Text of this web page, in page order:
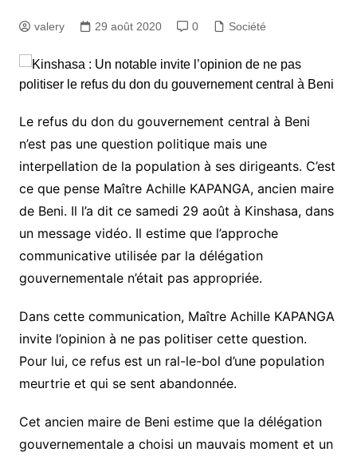
valery 29 août 2020 0 Société
Le refus du don du gouvernement central à Beni
n’est pas une question politique mais une
interpellation de la population à ses dirigeants. C’est
ce que pense Maître Achille KAPANGA, ancien maire
de Beni. Il l’a dit ce samedi 29 août à Kinshasa, dans
un message vidéo. Il estime que l’approche
communicative utilisée par la délégation
gouvernementale n’était pas appropriée.
Dans cette communication, Maître Achille KAPANGA
invite l’opinion à ne pas politiser cette question.
Pour lui, ce refus est un ral-le-bol d’une population
meurtrie et qui se sent abandonnée.
Cet ancien maire de Beni estime que la délégation
gouvernementale a choisi un mauvais moment et un